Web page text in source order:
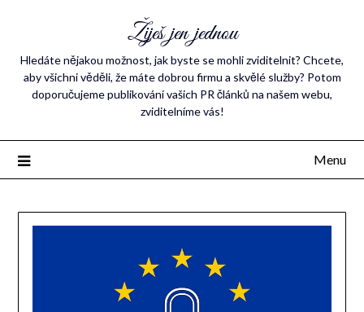
Žiješ jen jednou
Hledáte nějakou možnost, jak byste se mohli zviditelnit? Chcete,
aby všichni věděli, že máte dobrou firmu a skvělé služby? Potom
doporučujeme publikování vašich PR článků na našem webu,
zviditelníme vás!
Menu